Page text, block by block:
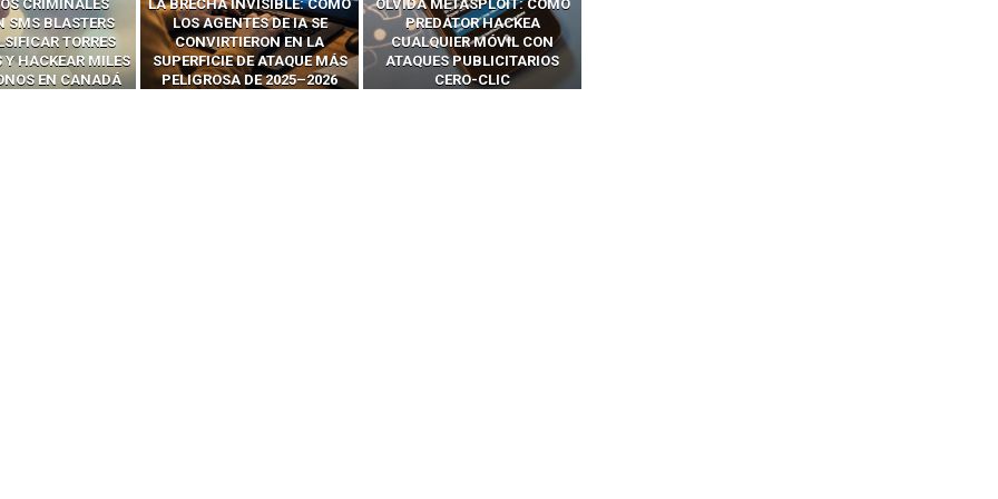
INVISIBLE: CÓMO
DE IA SE
EN LA
DE ATAQUE MÁS
DE 2025–2026
OLVIDA METASPLOIT: CÓMO
PREDATOR HACKEA
CUALQUIER MÓVIL CON
ATAQUES PUBLICITARIOS
CERO-CLIC
CÓMO LOS HACKERS
INTERCEPTAN OTPS Y
LLAMADAS MÓVILES SIN
‘HACKEAR’ — EL INCREÍBLE
PODER DE LOS SIM BOXES”